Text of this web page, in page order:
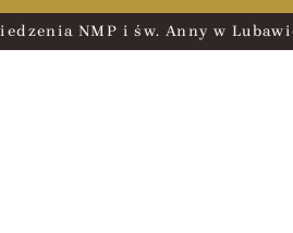
NMP i św. Anny w